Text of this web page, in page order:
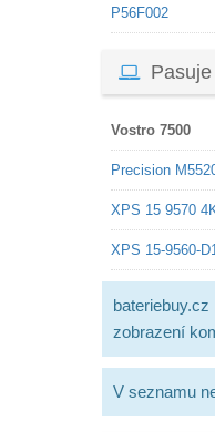
P56F002
Vostro 7500
Precision
XPS 15 9570
XPS 15-9560-
zobrazení
V seznamu